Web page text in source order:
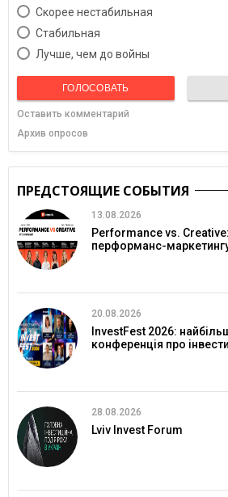
Скорее нестабильная
Cтабильная
Лучше, чем до войны
ГОЛОСОВАТЬ
Оставить комментарий
Архив опросов
ПРЕДСТОЯЩИЕ СОБЫТИЯ
13.08.2026
Performance vs.
перформанс-
20.08.2026
InvestFest 2026:
конференція про
28.08.2026
Lviv Invest Forum